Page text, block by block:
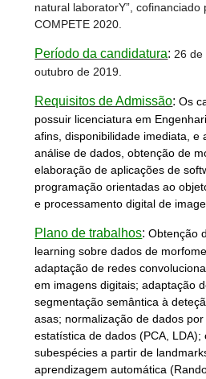
natural laboratorY”, cofinanciado
COMPETE 2020.
Período da candidatura: 26 de
outubro de 2019.
Requisitos de Admissão: Os
possuir licenciatura em
afins, disponibilidade imediata, e
análise de dados, obtenção de
elaboração de aplicações de
programação orientadas ao
e processamento digital de
Plano de trabalhos: Obtenção
learning sobre dados de
adaptação de redes
em imagens digitais; adaptação
segmentação semântica à
asas; normalização de dados
estatística de dados (PCA, LDA);
subespécies a partir de
aprendizagem automática